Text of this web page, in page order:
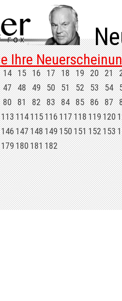
Ihre
14 15 16 17 18 19 20 21
47 48 49 50 51 52 53 54
80 81 82 83 84 85 86 87
113114115116117118119120
146147148149150151152153
179180181182